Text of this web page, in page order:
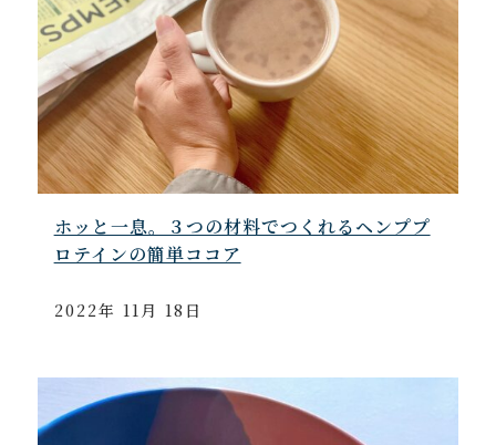
ホッと一息。３つの材料でつくれるヘンププ
ロテインの簡単ココア
2022年 11月 18日